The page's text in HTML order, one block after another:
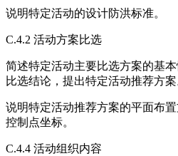
说明特定活动的设计防洪标准。
C.4.2 活动方案比选
简述特定活动主要比选方案的基
比选结论，提出特定活动推荐方
说明特定活动推荐方案的平面布
控制点坐标。
C.4.4 活动组织内容